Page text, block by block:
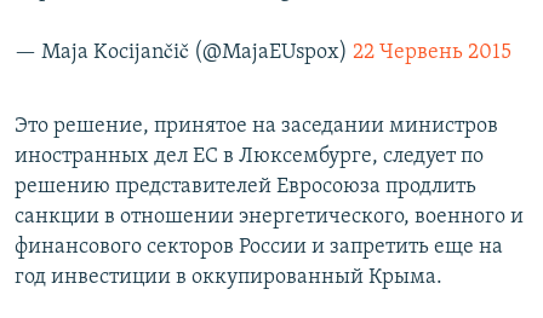
— Maja Kocijančič (@MajaEUspox) 22 Червень 2015
Это решение, принятое на заседании министров
иностранных дел ЕС в Люксембурге, следует по
решению представителей Евросоюза продлить
санкции в отношении энергетического, военного и
финансового секторов России и запретить еще на
год инвестиции в оккупированный Крыма.